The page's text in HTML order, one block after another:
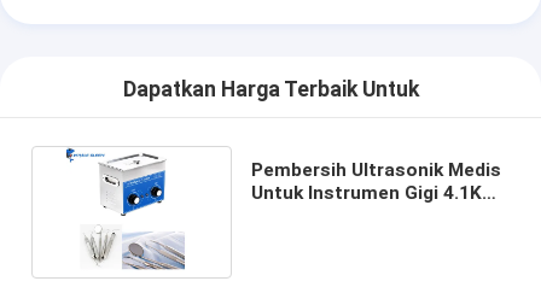
Dapatkan Harga Terbaik Untuk
Pembersih Ultrasonik Medis
Untuk Instrumen Gigi 4.1KG